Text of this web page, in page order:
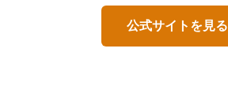
公式サイトを見る